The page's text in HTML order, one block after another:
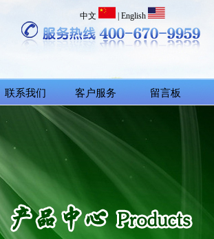
中文 English
联系我们 客户服务 留言板